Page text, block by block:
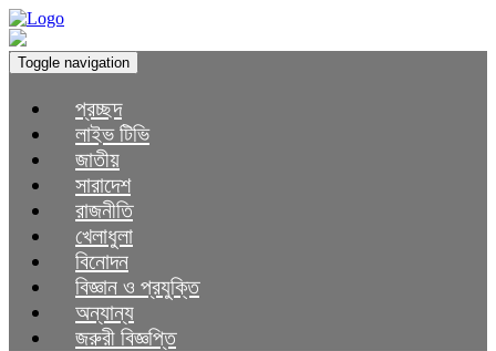
Toggle navigation
প্রচ্ছদ
লাইভ টিভি
জাতীয়
সারাদেশ
রাজনীতি
খেলাধুলা
বিনোদন
বিজ্ঞান ও প্রযুক্তি
অন্যান্য
জরুরী বিজ্ঞপ্তি